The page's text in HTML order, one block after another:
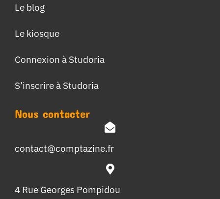
Le blog
Le kiosque
Connexion à Studoria
S’inscrire à Studoria
Nous contacter
contact@comptazine.fr
4 Rue Georges Pompidou